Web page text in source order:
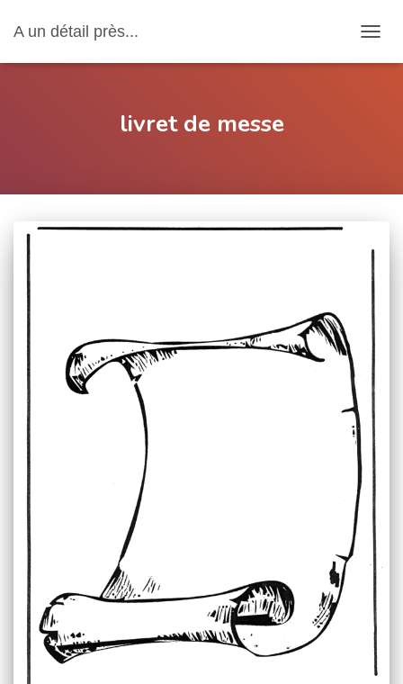
A un détail près...
livret de messe